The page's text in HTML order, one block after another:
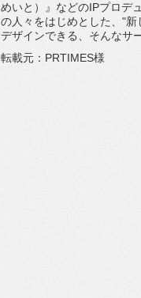
めいと）』などのIPプロデ
の人々をはじめとした、"新
デザインできる、 そんなサ
転載元：PRTIMES様